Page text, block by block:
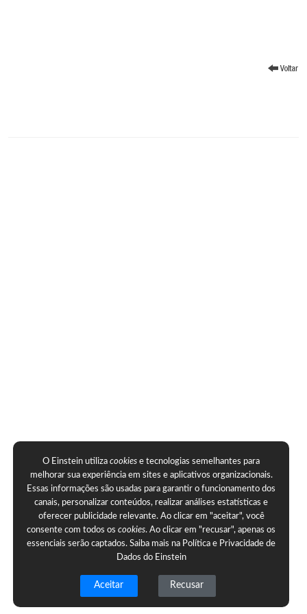
O Einstein utilizacookies e tecnologias semelhantes para
melhorar sua experiência em sites e aplicativos organizacionais.
Essas informações são usadas para garantir o funcionamento dos
canais, personalizar conteúdos, realizar análises estatísticas e
oferecer publicidade relevante. Ao clicar em "aceitar", você
consente com todos oscookies. Ao clicar em "recusar", apenas os
essenciais serão captados. Saiba mais na Política e Privacidade de
Dados do Einstein
Aceitar Recusar